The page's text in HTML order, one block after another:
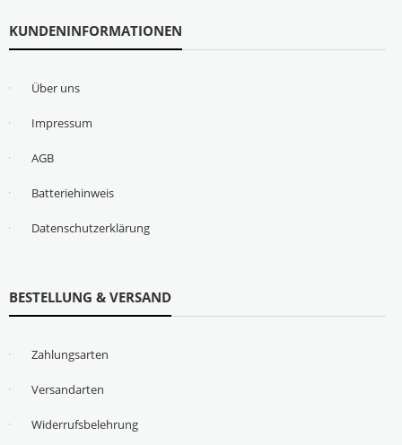
KUNDENINFORMATIONEN
Über uns
Impressum
AGB
Batteriehinweis
Datenschutzerklärung
BESTELLUNG & VERSAND
Zahlungsarten
Versandarten
Widerrufsbelehrung